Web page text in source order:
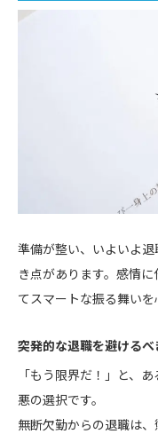
準備が整い、いよいよ
き点があります。感情
てスマートな振る舞いを
突発的な退職を避けるべ
「もう限界だ！」と、
悪の選択です。
無断欠勤からの退職は